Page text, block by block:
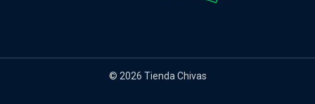
© 2026 Tienda Chivas